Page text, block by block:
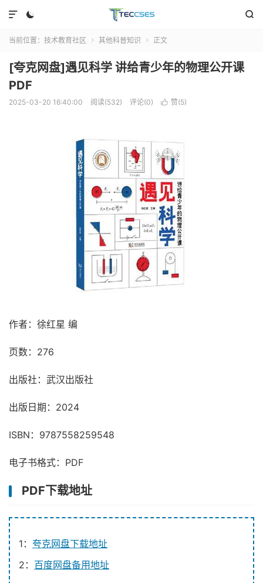
 

当前位置： 技术教育社区  其他科普知识  正文
[夸克网盘]遇见科学 讲给青少年的物理公开课
PDF
2025-03-20 16:40:00 阅读(532) 评论(0)  赞(5)
作者：徐红星 编
页数：276
出版社：武汉出版社
出版日期：2024
ISBN：9787558259548
电子书格式：PDF
PDF下载地址
1： 夸克网盘下载地址
2： 百度网盘备用地址